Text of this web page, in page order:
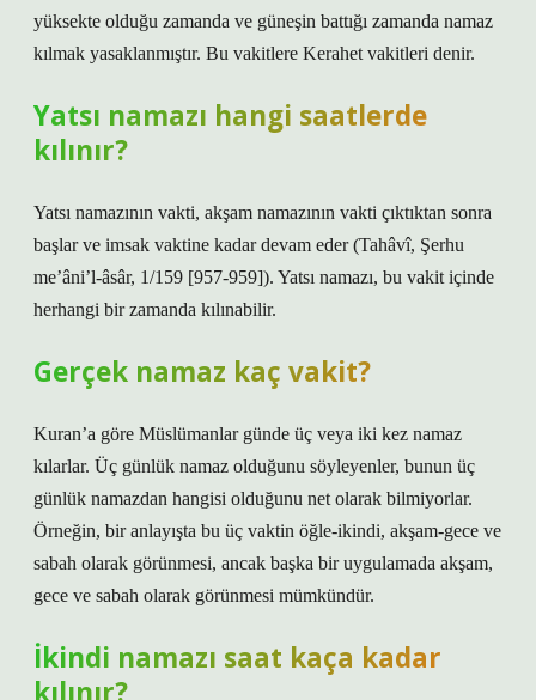
yüksekte olduğu zamanda ve güneşin battığı zamanda namaz
kılmak yasaklanmıştır. Bu vakitlere Kerahet vakitleri denir.
Yatsı namazı hangi saatlerde
kılınır?
Yatsı namazının vakti, akşam namazının vakti çıktıktan sonra
başlar ve imsak vaktine kadar devam eder (Tahâvî, Şerhu
me’âni’l-âsâr, 1/159 [957-959]). Yatsı namazı, bu vakit içinde
herhangi bir zamanda kılınabilir.
Gerçek namaz kaç vakit?
Kuran’a göre Müslümanlar günde üç veya iki kez namaz
kılarlar. Üç günlük namaz olduğunu söyleyenler, bunun üç
günlük namazdan hangisi olduğunu net olarak bilmiyorlar.
Örneğin, bir anlayışta bu üç vaktin öğle-ikindi, akşam-gece ve
sabah olarak görünmesi, ancak başka bir uygulamada akşam,
gece ve sabah olarak görünmesi mümkündür.
İkindi namazı saat kaça kadar
kılınır?